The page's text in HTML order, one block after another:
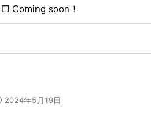
□ Coming soon！
2024年5月19日